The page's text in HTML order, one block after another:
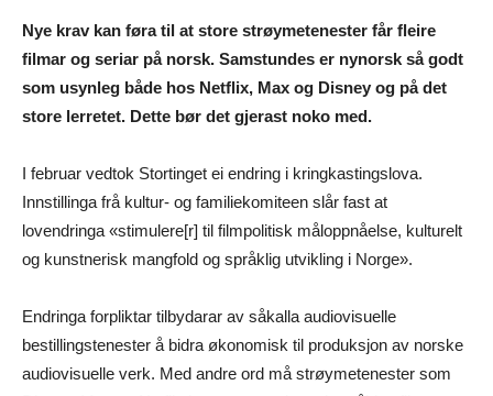
Nye krav kan føra til at store strøymetenester får fleire
filmar og seriar på norsk. Samstundes er nynorsk så godt
som usynleg både hos Netflix, Max og Disney og på det
store lerretet. Dette bør det gjerast noko med.
I februar vedtok Stortinget ei endring i kringkastingslova.
Innstillinga frå kultur- og familiekomiteen slår fast at
lovendringa «stimulere[r] til filmpolitisk måloppnåelse, kulturelt
og kunstnerisk mangfold og språklig utvikling i Norge».
Endringa forpliktar tilbydarar av såkalla audiovisuelle
bestillingstenester å bidra økonomisk til produksjon av norske
audiovisuelle verk. Med andre ord må strøymetenester som